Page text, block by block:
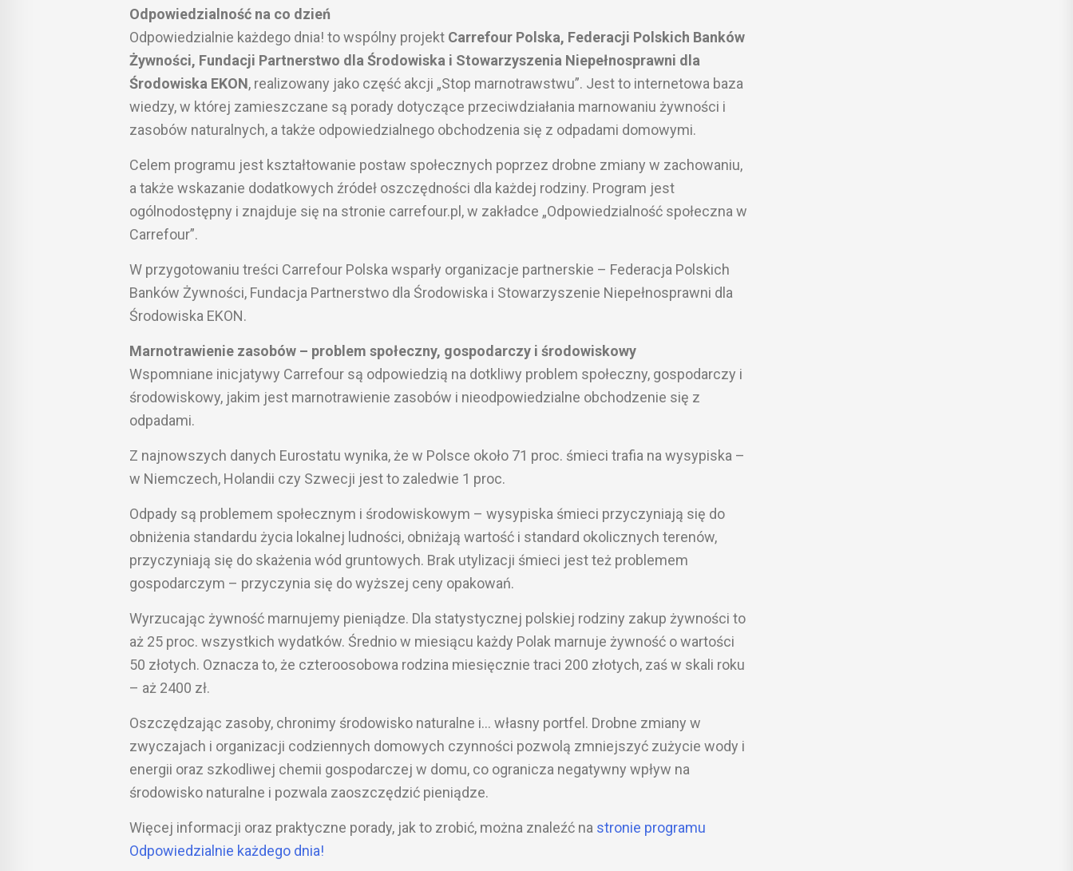
Odpowiedzialność na co dzień
Odpowiedzialnie każdego dnia! to wspólny projekt Carrefour Polska, Federacji Polskich Banków
Żywności, Fundacji Partnerstwo dla Środowiska i Stowarzyszenia Niepełnosprawni dla
Środowiska EKON, realizowany jako część akcji „Stop marnotrawstwu”. Jest to internetowa baza
wiedzy, w której zamieszczane są porady dotyczące przeciwdziałania marnowaniu żywności i
zasobów naturalnych, a także odpowiedzialnego obchodzenia się z odpadami domowymi.
Celem programu jest kształtowanie postaw społecznych poprzez drobne zmiany w zachowaniu,
a także wskazanie dodatkowych źródeł oszczędności dla każdej rodziny. Program jest
ogólnodostępny i znajduje się na stronie carrefour.pl, w zakładce „Odpowiedzialność społeczna w
Carrefour”.
W przygotowaniu treści Carrefour Polska wsparły organizacje partnerskie – Federacja Polskich
Banków Żywności, Fundacja Partnerstwo dla Środowiska i Stowarzyszenie Niepełnosprawni dla
Środowiska EKON.
Marnotrawienie zasobów – problem społeczny, gospodarczy i środowiskowy
Wspomniane inicjatywy Carrefour są odpowiedzią na dotkliwy problem społeczny, gospodarczy i
środowiskowy, jakim jest marnotrawienie zasobów i nieodpowiedzialne obchodzenie się z
odpadami.
Z najnowszych danych Eurostatu wynika, że w Polsce około 71 proc. śmieci trafia na wysypiska –
w Niemczech, Holandii czy Szwecji jest to zaledwie 1 proc.
Odpady są problemem społecznym i środowiskowym – wysypiska śmieci przyczyniają się do
obniżenia standardu życia lokalnej ludności, obniżają wartość i standard okolicznych terenów,
przyczyniają się do skażenia wód gruntowych. Brak utylizacji śmieci jest też problemem
gospodarczym – przyczynia się do wyższej ceny opakowań.
Wyrzucając żywność marnujemy pieniądze. Dla statystycznej polskiej rodziny zakup żywności to
aż 25 proc. wszystkich wydatków. Średnio w miesiącu każdy Polak marnuje żywność o wartości
50 złotych. Oznacza to, że czteroosobowa rodzina miesięcznie traci 200 złotych, zaś w skali roku
– aż 2400 zł.
Oszczędzając zasoby, chronimy środowisko naturalne i… własny portfel. Drobne zmiany w
zwyczajach i organizacji codziennych domowych czynności pozwolą zmniejszyć zużycie wody i
energii oraz szkodliwej chemii gospodarczej w domu, co ogranicza negatywny wpływ na
środowisko naturalne i pozwala zaoszczędzić pieniądze.
Więcej informacji oraz praktyczne porady, jak to zrobić, można znaleźć na stronie programu
Odpowiedzialnie każdego dnia!